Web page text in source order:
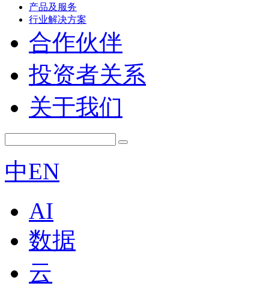
产品及服务
行业解决方案
合作伙伴
投资者关系
关于我们
中EN
AI
数据
云